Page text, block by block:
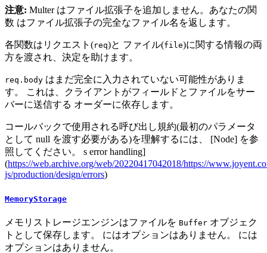
注意: Multer はファイル拡張子を追加しません。あなたの関
数 はファイル拡張子の完全なファイル名を返します。
各関数はリクエスト(req)と ファイル(file)に関する情報の両
方を渡され、決定を助けます。
req.body はまだ完全に入力されていない可能性がありま
す。 これは、クライアントがフィールドとファイルをサー
バーに送信する オーダーに依存します。
コールバックで使用される呼び出し規約(最初のパラメータ
として null を渡す必要がある)を理解するには、 [Node] を参
照してください。 s error handling]
(https://web.archive.org/web/20220417042018/https://
js/production/design/errors)
MemoryStorage
メモリストレージエンジンはファイルを Buffer オブジェク
トとして保存します。 にはオプションはありません。 には
オプションはありません。